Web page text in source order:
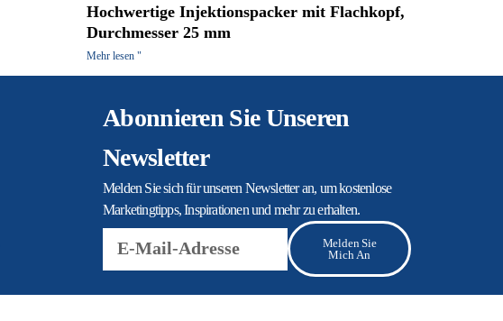
Hochwertige Injektionspacker mit Flachkopf,
Durchmesser 25 mm
Mehr lesen "
Abonnieren Sie Unseren
Newsletter
Melden Sie sich für unseren Newsletter an, um kostenlose
Marketingtipps, Inspirationen und mehr zu erhalten.
E-
Mail
Melden Sie
Mich An